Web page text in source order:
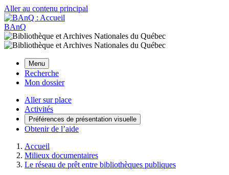
Aller au contenu principal
BAnQ
Menu
Recherche
Mon dossier
Aller sur place
Activités
Préférences de présentation visuelle
Obtenir de l’aide
Accueil
Milieux documentaires
Le réseau de prêt entre bibliothèques publiques